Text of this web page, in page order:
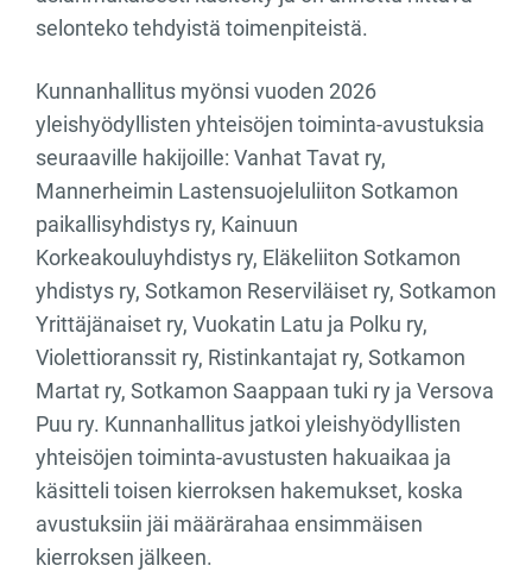
selonteko tehdyistä toimenpiteistä.
Kunnanhallitus myönsi vuoden 2026
yleishyödyllisten yhteisöjen toiminta-avustuksia
seuraaville hakijoille: Vanhat Tavat ry,
Mannerheimin Lastensuojeluliiton Sotkamon
paikallisyhdistys ry, Kainuun
Korkeakouluyhdistys ry, Eläkeliiton Sotkamon
yhdistys ry, Sotkamon Reserviläiset ry, Sotkamon
Yrittäjänaiset ry, Vuokatin Latu ja Polku ry,
Violettioranssit ry, Ristinkantajat ry, Sotkamon
Martat ry, Sotkamon Saappaan tuki ry ja Versova
Puu ry. Kunnanhallitus jatkoi yleishyödyllisten
yhteisöjen toiminta-avustusten hakuaikaa ja
käsitteli toisen kierroksen hakemukset, koska
avustuksiin jäi määrärahaa ensimmäisen
kierroksen jälkeen.